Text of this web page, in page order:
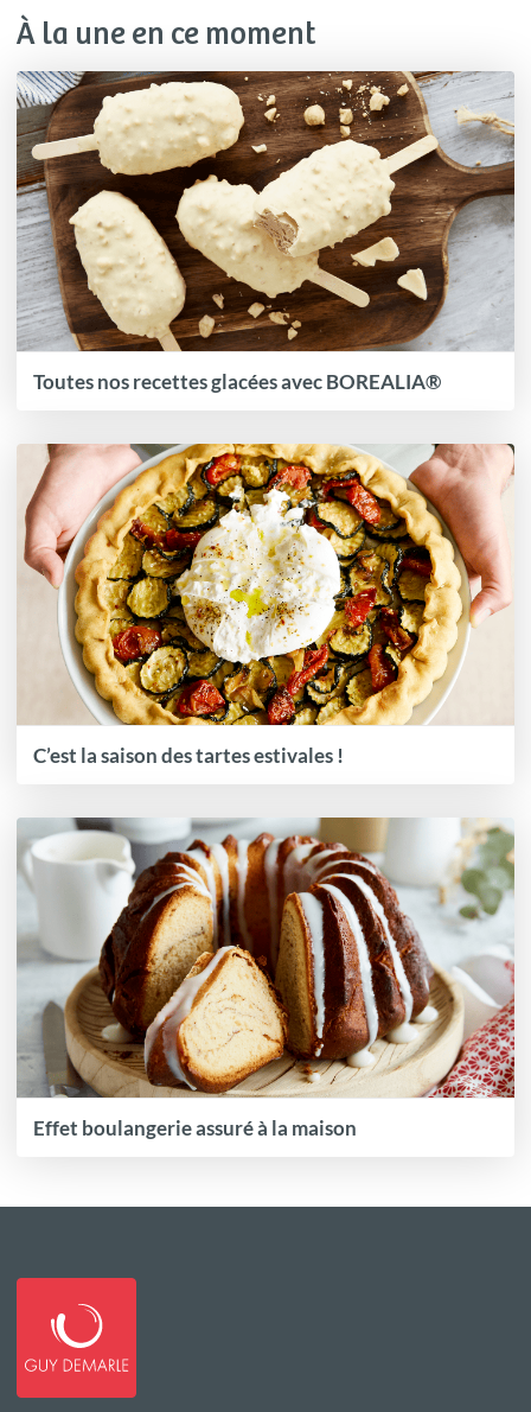
À la une en ce moment
Toutes nos recettes glacées avec BOREALIA®
C’est la saison des tartes estivales !
Effet boulangerie assuré à la maison